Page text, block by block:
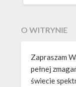
O WITRYNIE
Zapraszam
pełnej
świecie